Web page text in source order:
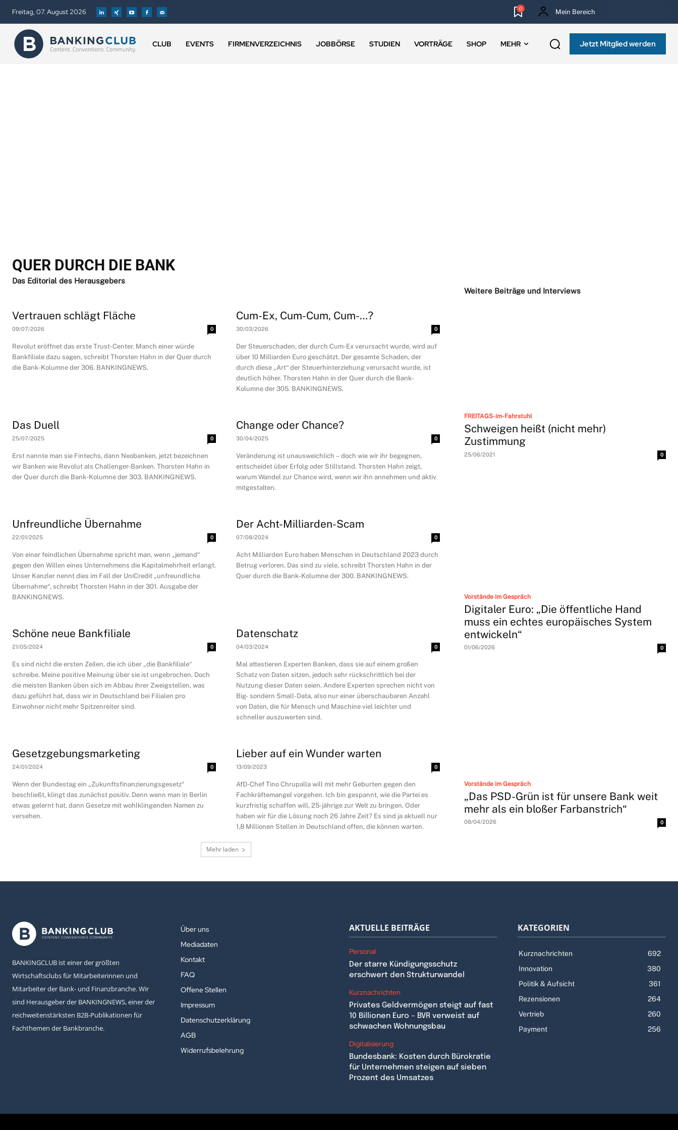
Freitag, 07. August 2026 0 Mein Bereich
CLUB EVENTS FIRMENVERZEICHNIS JOBBÖRSE STUDIEN VORTRÄGE SHOP MEHR Jetzt Mitglied werden
QUER DURCH DIE BANK
Das Editorial des Herausgebers
Weitere Beiträge und Interviews
Vertrauen schlägt Fläche
09/07/2026 0
Revolut eröffnet das erste Trust-Center. Manch einer würde
Bankfiliale dazu sagen, schreibt Thorsten Hahn in der Quer durch
die Bank-Kolumne der 306. BANKINGNEWS.
Cum-Ex, Cum-Cum, Cum-…?
30/03/2026 0
Der Steuerschaden, der durch Cum-Ex verursacht wurde, wird auf
über 10 Milliarden Euro geschätzt. Der gesamte Schaden, der
durch diese „Art“ der Steuerhinterziehung verursacht wurde, ist
deutlich höher. Thorsten Hahn in der Quer durch die Bank-
Kolumne der 305. BANKINGNEWS.
Das Duell
25/07/2025 0
Erst nannte man sie Fintechs, dann Neobanken, jetzt bezeichnen
wir Banken wie Revolut als Challenger-Banken. Thorsten Hahn in
der Quer durch die Bank-Kolumne der 303. BANKINGNEWS.
Change oder Chance?
30/04/2025 0
Veränderung ist unausweichlich – doch wie wir ihr begegnen,
entscheidet über Erfolg oder Stillstand. Thorsten Hahn zeigt,
warum Wandel zur Chance wird, wenn wir ihn annehmen und aktiv
mitgestalten.
Unfreundliche Übernahme
22/01/2025 0
Von einer feindlichen Übernahme spricht man, wenn „jemand“
gegen den Willen eines Unternehmens die Kapitalmehrheit erlangt.
Unser Kanzler nennt dies im Fall der UniCredit „unfreundliche
Übernahme“, schreibt Thorsten Hahn in der 301. Ausgabe der
BANKINGNEWS.
Der Acht-Milliarden-Scam
07/08/2024 0
Acht Milliarden Euro haben Menschen in Deutschland 2023 durch
Betrug verloren. Das sind zu viele, schreibt Thorsten Hahn in der
Quer durch die Bank-Kolumne der 300. BANKINGNEWS.
Schöne neue Bankfiliale
21/05/2024 0
Es sind nicht die ersten Zeilen, die ich über „die Bankfiliale“
schreibe. Meine positive Meinung über sie ist ungebrochen. Doch
die meisten Banken üben sich im Abbau ihrer Zweigstellen, was
dazu geführt hat, dass wir in Deutschland bei Filialen pro
Einwohner nicht mehr Spitzenreiter sind.
Datenschatz
04/03/2024 0
Mal attestieren Experten Banken, dass sie auf einem großen
Schatz von Daten sitzen, jedoch sehr rückschrittlich bei der
Nutzung dieser Daten seien. Andere Experten sprechen nicht von
Big- sondern Small-Data, also nur einer überschaubaren Anzahl
von Daten, die für Mensch und Maschine viel leichter und
schneller auszuwerten sind.
Gesetzgebungsmarketing
24/01/2024 0
Wenn der Bundestag ein „Zukunftsfinanzierungsgesetz“
beschließt, klingt das zunächst positiv. Denn wenn man in Berlin
etwas gelernt hat, dann Gesetze mit wohlklingenden Namen zu
versehen.
Lieber auf ein Wunder warten
13/09/2023 0
AfD-Chef Tino Chrupalla will mit mehr Geburten gegen den
Fachkräftemangel vorgehen. Ich bin gespannt, wie die Partei es
kurzfristig schaffen will, 25-jährige zur Welt zu bringen. Oder
haben wir für die Lösung noch 26 Jahre Zeit? Es sind ja aktuell nur
1,8 Millionen Stellen in Deutschland offen, die können warten.
Mehr laden
FREITAGS-im-Fahrstuhl
Schweigen heißt (nicht mehr)
Zustimmung
25/06/2021 0
Vorstände im Gespräch
Digitaler Euro: „Die öffentliche Hand
muss ein echtes europäisches System
entwickeln“
01/06/2026 0
Vorstände im Gespräch
„Das PSD-Grün ist für unsere Bank weit
mehr als ein bloßer Farbanstrich“
08/04/2026 0
BANKINGCLUB ist einer der größten
Wirtschaftsclubs für Mitarbeiterinnen und
Mitarbeiter der Bank- und Finanzbranche. Wir
sind Herausgeber der BANKINGNEWS, einer der
reichweitenstärksten B2B-Publikationen für
Fachthemen der Bankbranche.
Über uns
Mediadaten
Kontakt
FAQ
Offene Stellen
Impressum
Datenschutzerklärung
AGB
Widerrufsbelehrung
AKTUELLE BEITRÄGE
Personal
Der starre Kündigungsschutz
erschwert den Strukturwandel
Kurznachrichten
Privates Geldvermögen steigt auf fast
10 Billionen Euro – BVR verweist auf
schwachen Wohnungsbau
Digitalisierung
Bundesbank: Kosten durch Bürokratie
für Unternehmen steigen auf sieben
Prozent des Umsatzes
KATEGORIEN
Kurznachrichten
692
Innovation
380
Politik & Aufsicht
361
Rezensionen
264
Vertrieb
260
Payment
256